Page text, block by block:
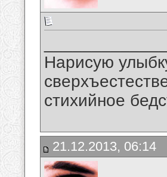
Нарисую
стихийное
21.12.2013, 06:14